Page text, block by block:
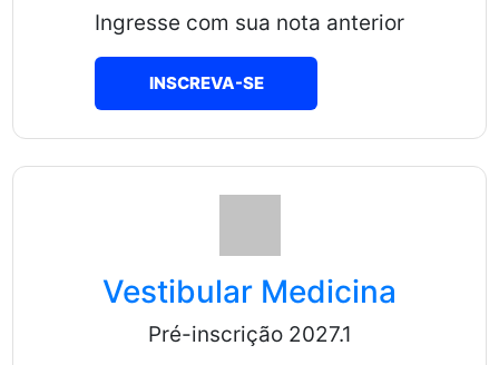
Ingresse com sua nota anterior
INSCREVA-SE
Vestibular Medicina
Pré-inscrição 2027.1